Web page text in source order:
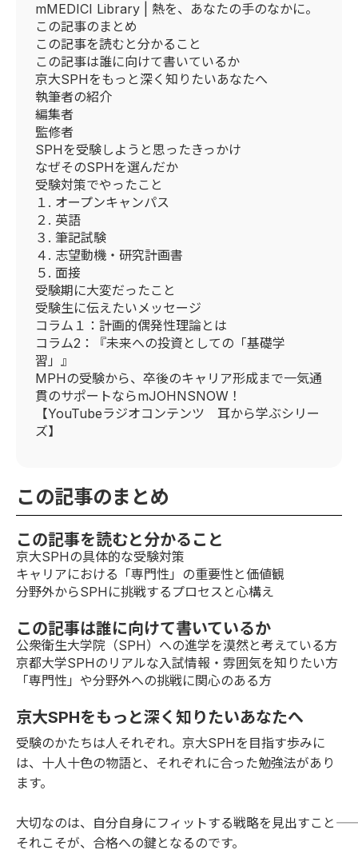
mMEDICI Library | 熱を、あなたの手のなかに。
この記事のまとめ
この記事を読むと分かること
この記事は誰に向けて書いているか
京大SPHをもっと深く知りたいあなたへ
執筆者の紹介
編集者
監修者
SPHを受験しようと思ったきっかけ
なぜそのSPHを選んだか
受験対策でやったこと
１. オープンキャンパス
２. 英語
３. 筆記試験
４. 志望動機・研究計画書
５. 面接
受験期に大変だったこと
受験生に伝えたいメッセージ
コラム１：計画的偶発性理論とは
コラム2：『未来への投資としての「基礎学
習」』
MPHの受験から、卒後のキャリア形成まで一気通
貫のサポートならmJOHNSNOW！
【YouTubeラジオコンテンツ 耳から学ぶシリー
ズ】
この記事のまとめ
この記事を読むと分かること
京大SPHの具体的な受験対策
キャリアにおける「専門性」の重要性と価値観
分野外からSPHに挑戦するプロセスと心構え
この記事は誰に向けて書いているか
公衆衛生大学院（SPH）への進学を漠然と考えている方
京都大学SPHのリアルな入試情報・雰囲気を知りたい方
「専門性」や分野外への挑戦に関心のある方
京大SPHをもっと深く知りたいあなたへ
受験のかたちは人それぞれ。京大SPHを目指す歩みに
は、十人十色の物語と、それぞれに合った勉強法があり
ます。
大切なのは、自分自身にフィットする戦略を見出すこと――
それこそが、合格への鍵となるのです。